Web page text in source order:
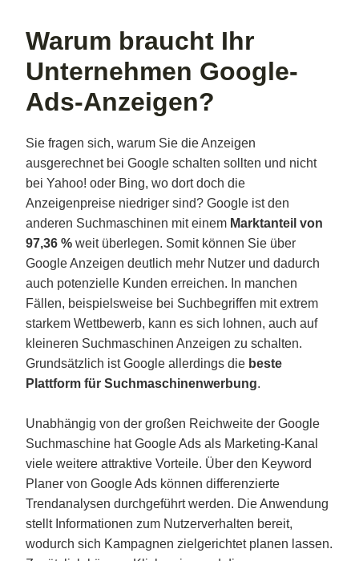
Warum braucht Ihr
Unternehmen Google-
Ads-Anzeigen?
Sie fragen sich, warum Sie die Anzeigen
ausgerechnet bei Google schalten sollten und nicht
bei Yahoo! oder Bing, wo dort doch die
Anzeigenpreise niedriger sind? Google ist den
anderen Suchmaschinen mit einem Marktanteil von
97,36 % weit überlegen. Somit können Sie über
Google Anzeigen deutlich mehr Nutzer und dadurch
auch potenzielle Kunden erreichen. In manchen
Fällen, beispielsweise bei Suchbegriffen mit extrem
starkem Wettbewerb, kann es sich lohnen, auch auf
kleineren Suchmaschinen Anzeigen zu schalten.
Grundsätzlich ist Google allerdings die beste
Plattform für Suchmaschinenwerbung.
Unabhängig von der großen Reichweite der Google
Suchmaschine hat Google Ads als Marketing-Kanal
viele weitere attraktive Vorteile. Über den Keyword
Planer von Google Ads können differenzierte
Trendanalysen durchgeführt werden. Die Anwendung
stellt Informationen zum Nutzerverhalten bereit,
wodurch sich Kampagnen zielgerichtet planen lassen.